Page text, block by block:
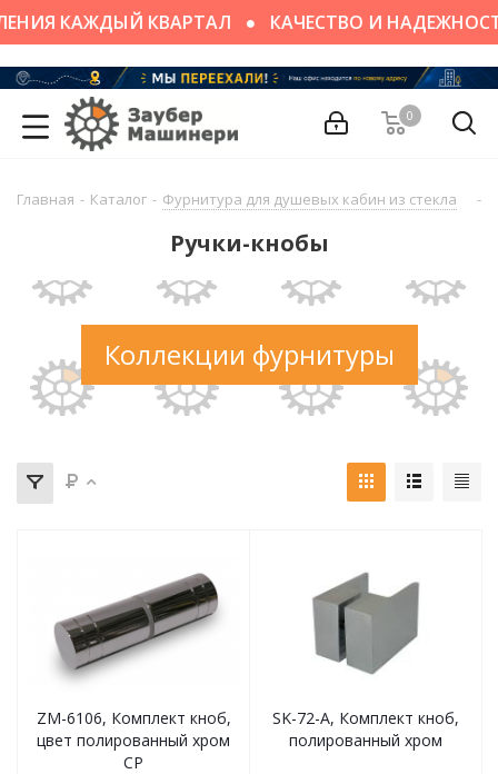
КАЖДЫЙ КВАРТАЛ КАЧЕСТВО И
0
Главная - Каталог - Фурнитура для душевых кабин из стекла -
Ручки-кнобы
Коллекции фурнитуры
ZM-6106, Комплект кноб,
цвет полированный хром
CP
SK-72-A, Комплект кноб,
полированный хром